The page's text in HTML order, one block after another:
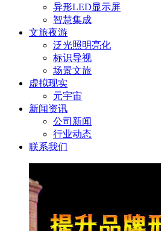
异形LED显示屏
智慧集成
文旅夜游
泛光照明亮化
标识导视
场景文旅
虚拟现实
元宇宙
新闻资讯
公司新闻
行业动态
联系我们